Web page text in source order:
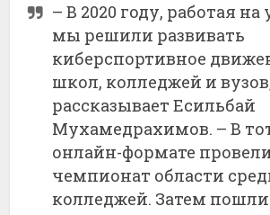
– В 2020 году, работая на
мы решили развивать
киберспортивное
школ, колледжей и
рассказывает Есильбай
Мухамедрахимов. – В
онлайн-формате
чемпионат области
колледжей. Затем пошли